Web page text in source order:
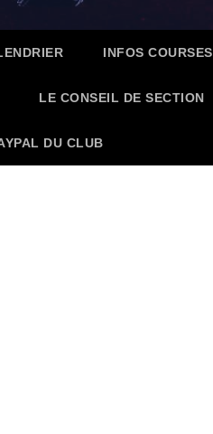
INFOS COURSES
LE CONSEIL DE SECTION
DU CLUB